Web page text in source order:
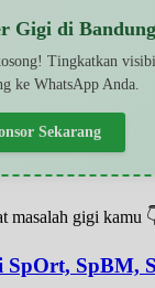
Gigi di
Tingkatkan
ke WhatsApp Anda.
Sekarang
masalah gigi kamu
SpOrt, SpBM,